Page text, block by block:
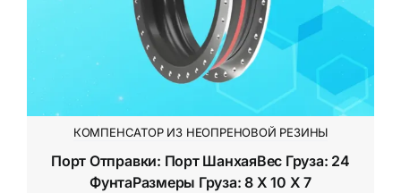
КОМПЕНСАТОР ИЗ НЕОПРЕНОВОЙ РЕЗИНЫ
Порт Отправки: Порт ШанхаяВес Груза: 24
ФунтаРазмеры Груза: 8 X 10 X 7